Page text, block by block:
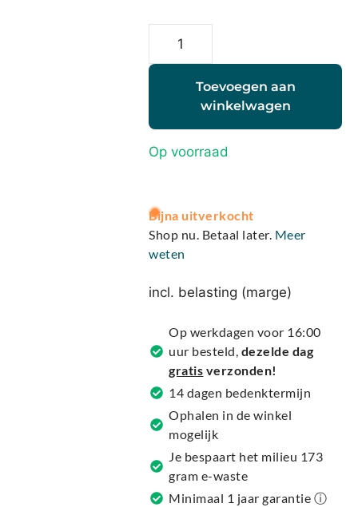
Toevoegen aan
winkelwagen
Op voorraad
A
l
t
e
r
t
v
e
:
Bijna uitverkocht
Shop nu. Betaal later. Meer
weten
incl. belasting (marge)
Op werkdagen voor 16:00
uur besteld, dezelde dag
gratis verzonden!
14 dagen bedenktermijn
Ophalen in de winkel
mogelijk
Je bespaart het milieu 173
gram e-waste
Minimaal 1 jaar garantie ⓘ